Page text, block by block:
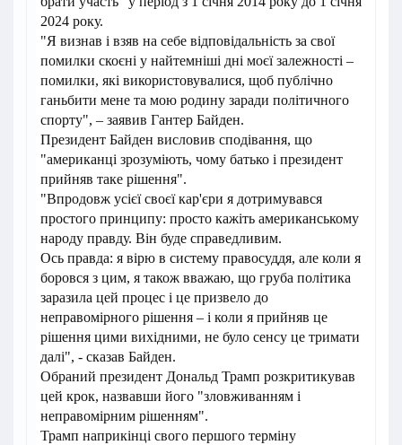
2024 року.
"Я визнав і взяв на себе відповідальність за свої
помилки скоєні у найтемніші дні моєї залежності –
помилки, які використовувалися, щоб публічно
ганьбити мене та мою родину заради політичного
спорту", – заявив Гантер Байден.
Президент Байден висловив сподівання, що
"американці зрозуміють, чому батько і президент
прийняв таке рішення".
"Впродовж усієї своєї кар'єри я дотримувався
простого принципу: просто кажіть американському
народу правду. Він буде справедливим.
Ось правда: я вірю в систему правосуддя, але коли я
боровся з цим, я також вважаю, що груба політика
заразила цей процес і це призвело до
неправомірного рішення – і коли я прийняв це
рішення цими вихідними, не було сенсу це тримати
далі", - сказав Байден.
Обраний президент Дональд Трамп розкритикував
цей крок, назвавши його "зловживанням і
неправомірним рішенням".
Трамп наприкінці свого першого терміну